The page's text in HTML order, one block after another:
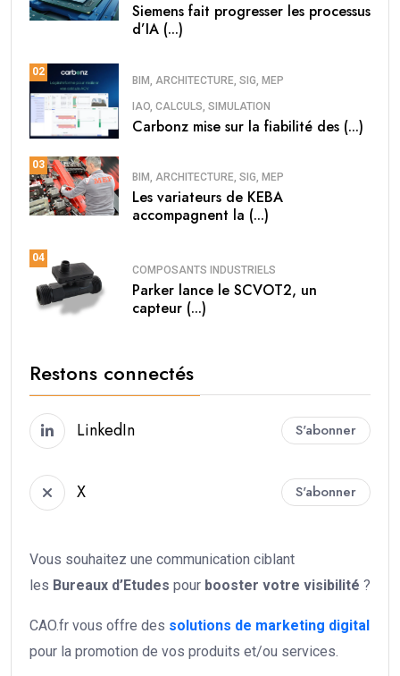
Siemens fait progresser les processus
d’IA (...)
02
BIM, ARCHITECTURE, SIG, MEP
IAO, CALCULS, SIMULATION
Carbonz mise sur la fiabilité des (...)
03
BIM, ARCHITECTURE, SIG, MEP
Les variateurs de KEBA
accompagnent la (...)
04
COMPOSANTS INDUSTRIELS
Parker lance le SCVOT2, un
capteur (...)
Restons connectés
LinkedIn S'abonner
X S'abonner
Vous souhaitez une communication ciblant
les Bureaux d’Etudes pour booster votre visibilité ?
CAO.fr vous offre des solutions de marketing digital
pour la promotion de vos produits et/ou services.